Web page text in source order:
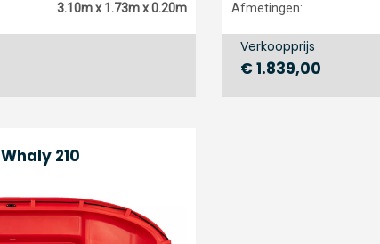
3.10m x 1.73m x 0.20m
Afmetingen:
Verkoopprijs
€ 1.839,00
Whaly 210